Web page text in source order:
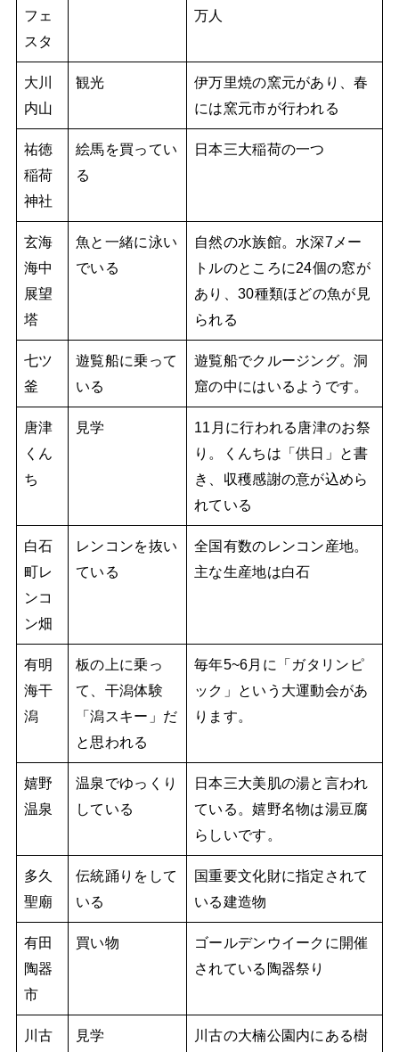
フェ
スタ
万人
大川
内山
観光
伊万里焼の窯元があり、春
には窯元市が行われる
祐徳
稲荷
神社
絵馬を買ってい
る
日本三大稲荷の一つ
玄海
海中
展望
塔
魚と一緒に泳い
でいる
自然の水族館。水深7メー
トルのところに24個の窓が
あり、30種類ほどの魚が見
られる
七ツ
釜
遊覧船に乗って
いる
遊覧船でクルージング。洞
窟の中にはいるようです。
唐津
くん
ち
見学
11月に行われる唐津のお祭
り。くんちは「供日」と書
き、収穫感謝の意が込めら
れている
白石
町レ
ンコ
ン畑
レンコンを抜い
ている
全国有数のレンコン産地。
主な生産地は白石
有明
海干
潟
板の上に乗っ
て、干潟体験
「潟スキー」だ
と思われる
毎年5~6月に「ガタリンピ
ック」という大運動会があ
ります。
嬉野
温泉
温泉でゆっくり
している
日本三大美肌の湯と言われ
ている。嬉野名物は湯豆腐
らしいです。
多久
聖廟
伝統踊りをして
いる
国重要文化財に指定されて
いる建造物
有田
陶器
市
買い物
ゴールデンウイークに開催
されている陶器祭り
川古
見学
川古の大楠公園内にある樹